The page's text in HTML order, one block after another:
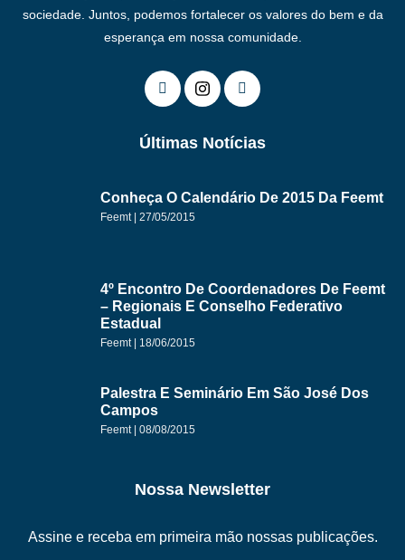
sociedade. Juntos, podemos fortalecer os valores do bem e da
esperança em nossa comunidade.
Últimas Notícias
Conheça O Calendário De 2015 Da Feemt
Feemt 27/05/2015
4º Encontro De Coordenadores De Feemt
– Regionais E Conselho Federativo
Estadual
Feemt 18/06/2015
Palestra E Seminário Em São José Dos
Campos
Feemt 08/08/2015
Nossa Newsletter
Assine e receba em primeira mão nossas publicações.